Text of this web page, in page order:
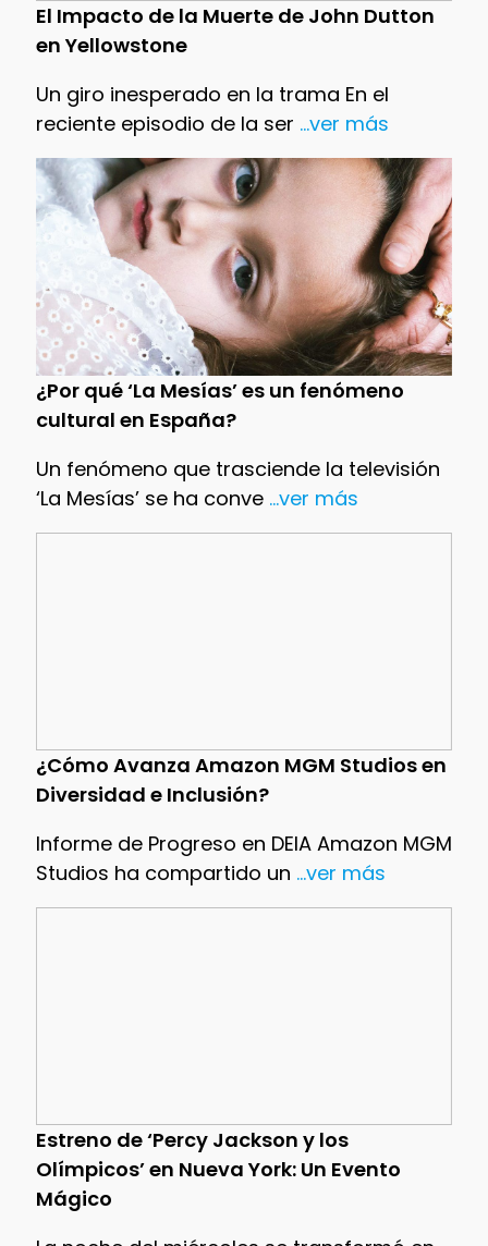
El Impacto de la Muerte de John Dutton
en Yellowstone
Un giro inesperado en la trama En el
reciente episodio de la ser ...ver más
¿Por qué ‘La Mesías’ es un fenómeno
cultural en España?
Un fenómeno que trasciende la televisión
‘La Mesías’ se ha conve...ver más
¿Cómo Avanza Amazon MGM Studios en
Diversidad e Inclusión?
Informe de Progreso en DEIA Amazon MGM
Studios ha compartido un ...ver más
Estreno de ‘Percy Jackson y los
Olímpicos’ en Nueva York: Un Evento
Mágico